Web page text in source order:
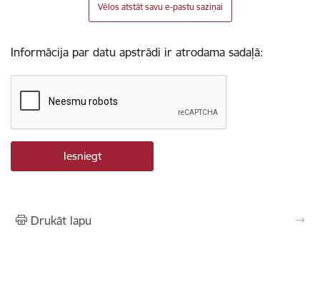
Vēlos atstāt savu e-pastu saziņai
Informācija par datu apstrādi ir atrodama sadaļā:
Drukāt lapu